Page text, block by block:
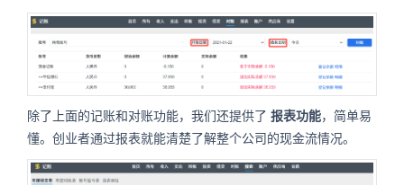
除了上面的记账和对账功能，我们还提供了 报表功能，简单易
懂。创业者通过报表就能清楚了解整个公司的现金流情况。